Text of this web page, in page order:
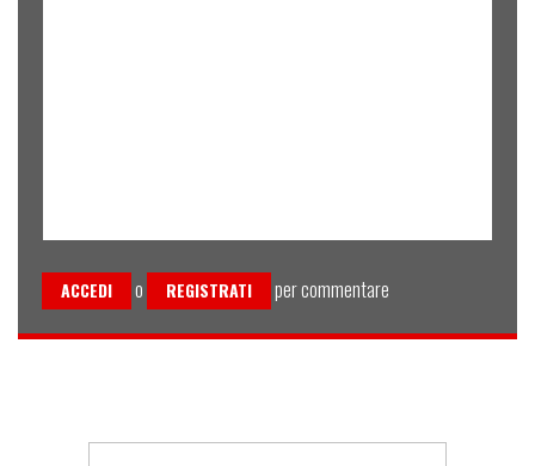
ACCEDI o REGISTRATI per commentare